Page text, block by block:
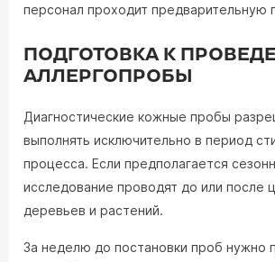
персонал проходит предварительную
ПОДГОТОВКА К
АЛЛЕРГОПРОБЫ
Диагностические кожные пробы
выполнять исключительно в период
процесса. Если предполагается
исследование проводят до или после
деревьев и растений.
За неделю до постановки проб нужно